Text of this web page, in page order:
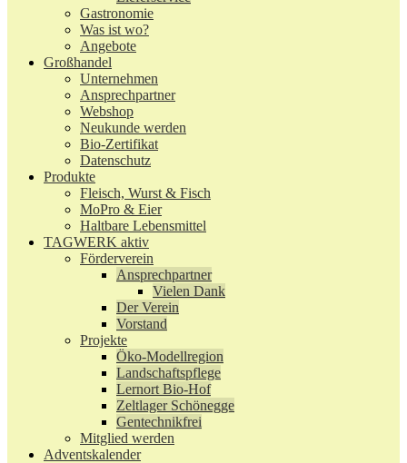
Gastronomie
Was ist wo?
Angebote
Großhandel
Unternehmen
Ansprechpartner
Webshop
Neukunde werden
Bio-Zertifikat
Datenschutz
Produkte
Fleisch, Wurst & Fisch
MoPro & Eier
Haltbare Lebensmittel
TAGWERK aktiv
Förderverein
Ansprechpartner
Vielen Dank
Der Verein
Vorstand
Projekte
Öko-Modellregion
Landschaftspflege
Lernort Bio-Hof
Zeltlager Schönegge
Gentechnikfrei
Mitglied werden
Adventskalender